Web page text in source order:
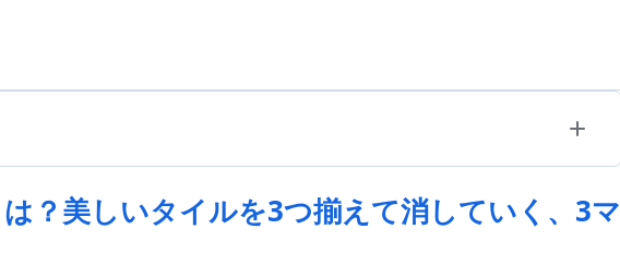
？美しいタイルを3つ揃えて消していく、3マ